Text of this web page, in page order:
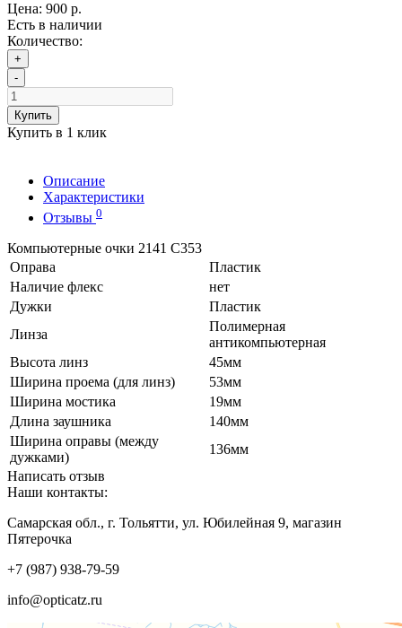
Цена: 900 р.
Есть в наличии
Количество:
+
-
Купить
Купить в 1 клик
Описание
Характеристики
Отзывы 0
Компьютерные очки 2141 С353
Оправа
Пластик
Наличие флекс
нет
Дужки
Пластик
Линза
Полимерная
антикомпьютерная
Высота линз
45мм
Ширина проема (для линз)
53мм
Ширина мостика
19мм
Длина заушника
140мм
Ширина оправы (между
дужками)
136мм
Написать отзыв
Наши контакты:
Самарская обл., г. Тольятти, ул. Юбилейная 9, магазин
Пятерочка
+7 (987) 938-79-59
info@opticatz.ru